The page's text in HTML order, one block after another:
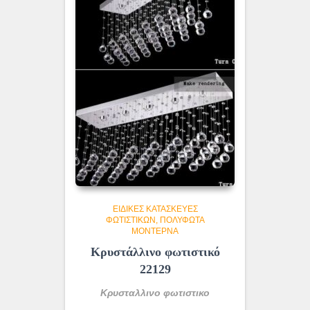
ΕΙΔΙΚΈΣ ΚΑΤΑΣΚΕΥΈΣ
ΦΩΤΙΣΤΙΚΏΝ
ΠΟΛΎΦΩΤΑ
ΜΟΝΤΈΡΝΑ
Κρυστάλλινο φωτιστικό
22129
Κρυσταλλινο φωτιστικο